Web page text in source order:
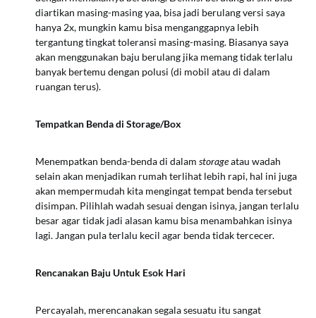
diartikan masing-masing yaa, bisa jadi berulang versi saya
hanya 2x, mungkin kamu bisa menganggapnya lebih
tergantung tingkat toleransi masing-masing. Biasanya saya
akan menggunakan baju berulang jika memang tidak terlalu
banyak bertemu dengan polusi (di mobil atau di dalam
ruangan terus).
Tempatkan Benda di Storage/Box
Menempatkan benda-benda di dalam storageatau wadah
selain akan menjadikan rumah terlihat lebih rapi, hal ini juga
akan mempermudah kita mengingat tempat benda tersebut
disimpan. Pilihlah wadah sesuai dengan isinya, jangan terlalu
besar agar tidak jadi alasan kamu bisa menambahkan isinya
lagi. Jangan pula terlalu kecil agar benda tidak tercecer.
Rencanakan Baju Untuk Esok Hari
Percayalah, merencanakan segala sesuatu itu sangat